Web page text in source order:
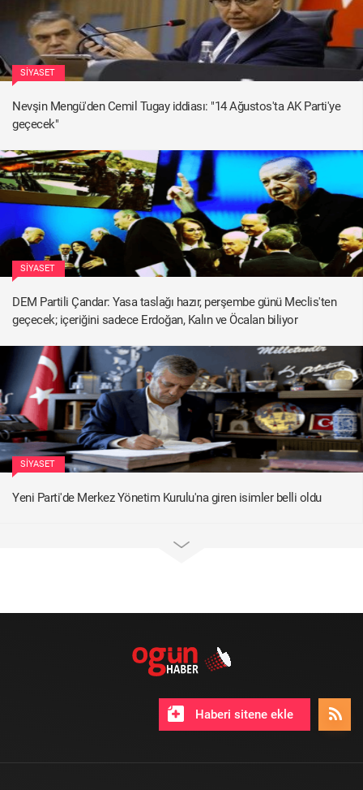
SIYASET
Nevşin Mengü'den Cemil Tugay iddiası: "14 Ağustos'ta AK Parti'ye
geçecek"
SIYASET
DEM Partili Çandar: Yasa taslağı hazır, perşembe günü Meclis'ten
geçecek; içeriğini sadece Erdoğan, Kalın ve Öcalan biliyor
SIYASET
Yeni Parti'de Merkez Yönetim Kurulu'na giren isimler belli oldu
Haberi sitene ekle